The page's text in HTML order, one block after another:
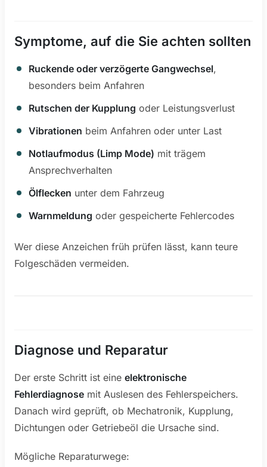
Symptome, auf die Sie achten sollten
Ruckende oder verzögerte Gangwechsel,
besonders beim Anfahren
Rutschen der Kupplung oder Leistungsverlust
Vibrationen beim Anfahren oder unter Last
Notlaufmodus (Limp Mode) mit trägem
Ansprechverhalten
Ölflecken unter dem Fahrzeug
Warnmeldung oder gespeicherte Fehlercodes
Wer diese Anzeichen früh prüfen lässt, kann teure
Folgeschäden vermeiden.
Diagnose und Reparatur
Der erste Schritt ist eine elektronische
Fehlerdiagnose mit Auslesen des Fehlerspeichers.
Danach wird geprüft, ob Mechatronik, Kupplung,
Dichtungen oder Getriebeöl die Ursache sind.
Mögliche Reparaturwege: